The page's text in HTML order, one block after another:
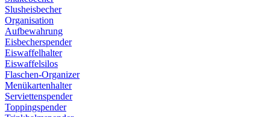
Slusheisbecher
Organisation
Aufbewahrung
Eisbecherspender
Eiswaffelhalter
Eiswaffelsilos
Flaschen-Organizer
Menükartenhalter
Serviettenspender
Toppingspender